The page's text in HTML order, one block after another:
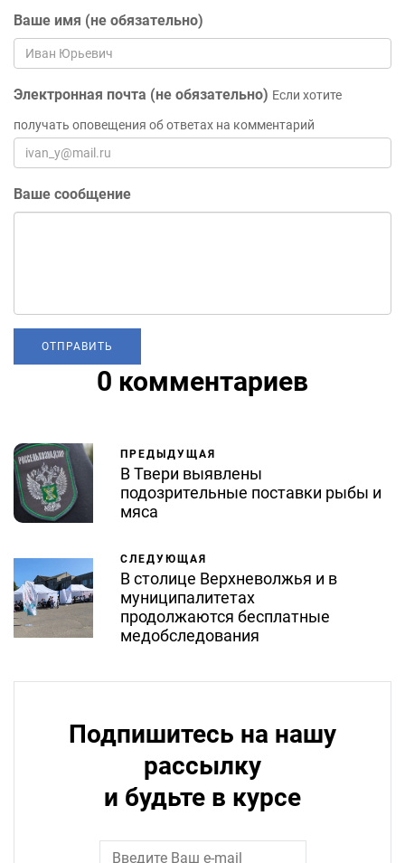
Ваше имя (не обязательно)
Электронная почта (не обязательно) Если хотите
получать оповещения об ответах на комментарий
Ваше сообщение
0 комментариев
ПРЕДЫДУЩАЯ
В Твери выявлены
подозрительные поставки рыбы и
мяса
СЛЕДУЮЩАЯ
В столице Верхневолжья и в
муниципалитетах
продолжаются бесплатные
медобследования
Подпишитесь на нашу
рассылку
и будьте в курсе